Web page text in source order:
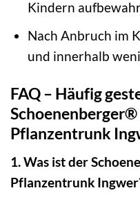
Kindern
Nach Anbruch im
und innerhalb
FAQ – Häufig
Pflanzentrunk
1. Was ist der
Pflanzentrunk